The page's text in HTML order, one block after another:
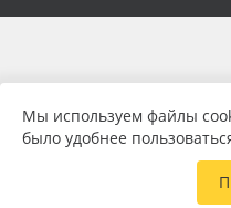
Мы используем файлы
было удобнее